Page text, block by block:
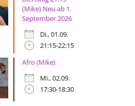
(Mike) Neu ab 1.
September 2026
Di., 01.09.
21:15-22:15
Afro (Mike)
Mi., 02.09.
17:30-18:30